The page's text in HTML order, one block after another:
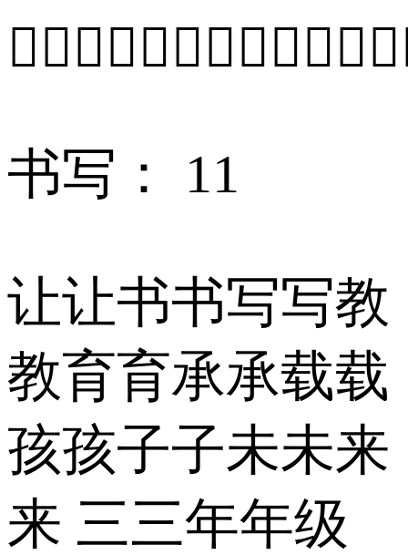
书写： 11
让让书书写写教
教育育承承载载
孩孩子子未未来
来 三三年年级